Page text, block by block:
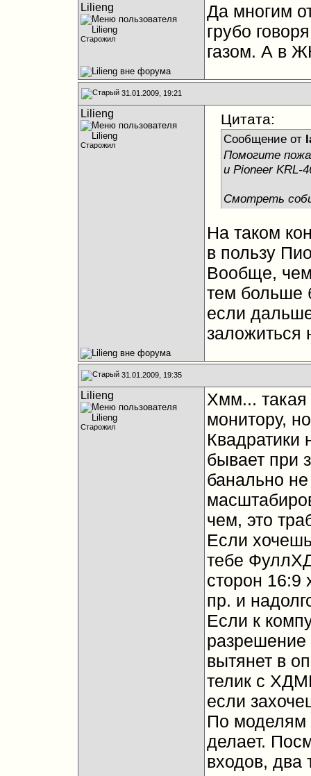
Lilieng
Старожил
Да многим
грубо
газом. А в
31.01.2009, 19:21
Lilieng
Старожил
Цитата:
Сообщение от
Помогите
и Pioneer KRL-
Смотреть
На таком
в пользу
Вообще, чем
тем больше
если
заложиться
31.01.2009, 19:35
Lilieng
Старожил
Хмм...
монитору,
Квадратики
бывает при
банально
чем, это
Если
тебе
сторон 16:9
пр. и
Если к
разрешение
вытянет в
телик с
если
По моделям
делает.
входов,